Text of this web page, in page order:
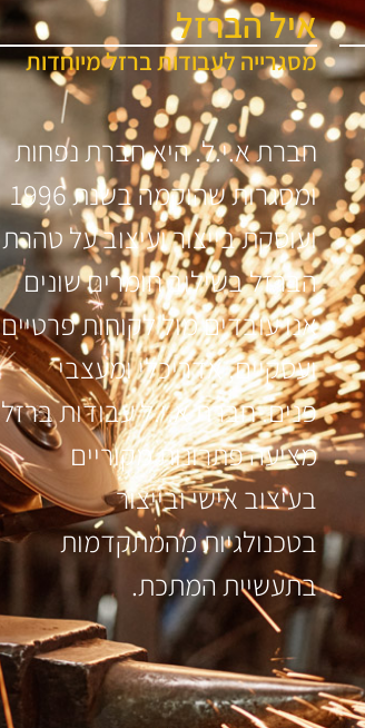
איל הברזל
מסגרייה לעבודות ברזל מיוחדות
חברת א.י.ל. היא חברת נפחות
ומסגרות שהוקמה בשנת 1996
ועוסקת בייצור ועיצוב על טהרת
הברזל בשילוב חומרים שונים
אנו עובדים מול לקוחות פרטיים
ועסקיים, אדריכלי ומעצבי
פנים. חברת א.י.ל עבודות ברזל
מציעה פתרונות מקוריים
בעיצוב אישי ובייצור
בטכנולגיות מהמתקדמות
בתעשיית המתכת.